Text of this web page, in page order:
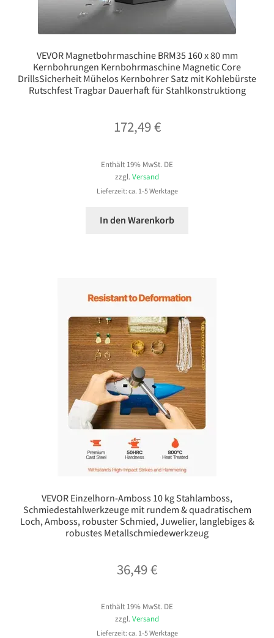
VEVOR Magnetbohrmaschine BRM35 160 x 80 mm
Kernbohrungen Kernbohrmaschine Magnetic Core
DrillsSicherheit Mühelos Kernbohrer Satz mit Kohlebürste
Rutschfest Tragbar Dauerhaft für Stahlkonstruktiong
172,49€
Enthält 19% MwSt. DE
zzgl. Versand
Lieferzeit: ca. 1-5 Werktage
In den Warenkorb
VEVOR Einzelhorn-Amboss 10 kg Stahlamboss,
Schmiedestahlwerkzeuge mit rundem & quadratischem
Loch, Amboss, robuster Schmied, Juwelier, langlebiges &
robustes Metallschmiedewerkzeug
36,49€
Enthält 19% MwSt. DE
zzgl. Versand
Lieferzeit: ca. 1-5 Werktage